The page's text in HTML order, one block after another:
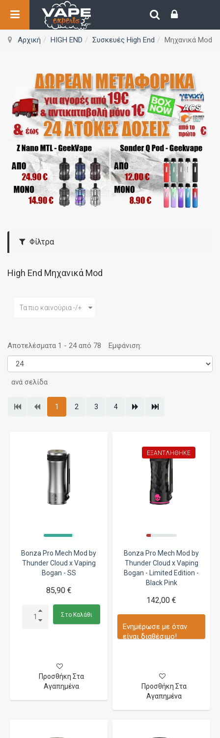
Αρχική HIGH END Συσκευές High End Μηχανικά Mod
Φίλτρα
High End Μηχανικά Mod
Τα πιο καινούρια -/+
Αποτελέσματα 1 - 24 από 78 Εμφάνιση:
ανά σελίδα
1 2 3 4
Bonza Pro Mech Mod by
Thunder Cloud x Vaping
Bogan - SS
85,90 €
Στο Καλάθι
Προσθήκη Στα
Αγαπημένα
ΕΞΑΝΤΛΉΘΗΚΕ
Bonza Pro Mech Mod by
Thunder Cloud x Vaping
Bogan - Limited Edition -
Black Pink
142,00 €
Ενημέρωσε με όταν
είναι διαθέσιμο!
Προσθήκη Στα
Αγαπημένα